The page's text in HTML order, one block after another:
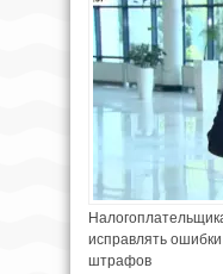
исправлять
штрафов